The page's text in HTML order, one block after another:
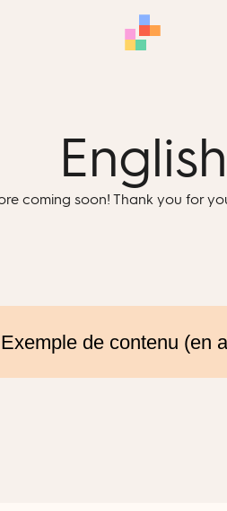
English
coming soon! Thank you for
Exemple de contenu (en